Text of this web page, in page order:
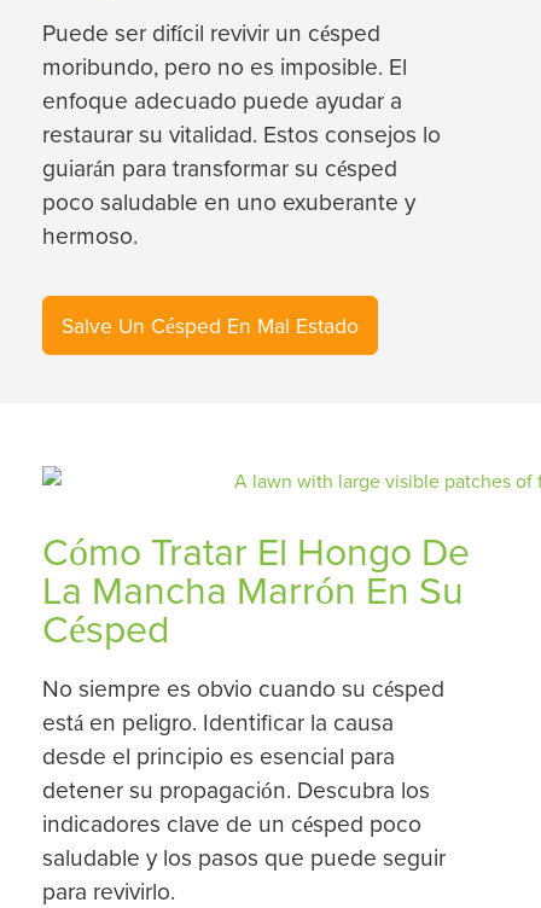
Puede ser difícil revivir un césped
moribundo, pero no es imposible. El
enfoque adecuado puede ayudar a
restaurar su vitalidad. Estos consejos lo
guiarán para transformar su césped
poco saludable en uno exuberante y
hermoso.
Salve Un Césped En Mal Estado
Cómo Tratar El Hongo De
La Mancha Marrón En Su
Césped
No siempre es obvio cuando su césped
está en peligro. Identificar la causa
desde el principio es esencial para
detener su propagación. Descubra los
indicadores clave de un césped poco
saludable y los pasos que puede seguir
para revivirlo.